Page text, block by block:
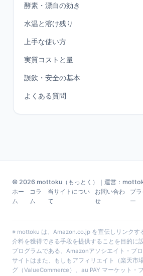
酵素・漂白の効き
水温と溶け残り
上手な使い方
実質コストと量
誤飲・安全の基本
よくある質問
© 2026 mottoku（もっとく）｜運営：
ホー
ム
コラ
ム
当サイトについ
て
お問い合わ
せ
プ
ー
※ mottoku は、Amazon.co.jp を宣伝しリンクす
介料を獲得できる手段を提供することを目的に
プログラムである、Amazonアソシエイト・プ
サイトはまた、もしもアフィリエイト（楽天市
グ（ValueCommerce）、au PAY マーケット・